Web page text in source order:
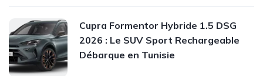
Cupra Formentor Hybride 1.5 DSG
2026 : Le SUV Sport Rechargeable
Débarque en Tunisie